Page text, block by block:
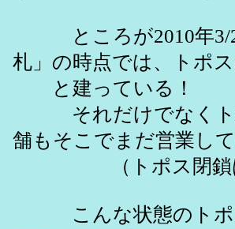
ところが2010年3/2
札」の時点では、トポ
と建っている！
それだけでなくト
舗もそこでまだ営業して
（トポス閉鎖は
こんな状態のトポス